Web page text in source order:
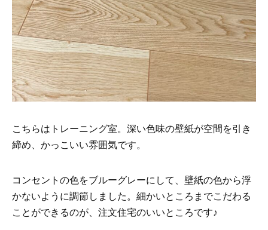
こちらはトレーニング室。深い色味の壁紙が空間を引き
締め、かっこいい雰囲気です。
コンセントの色をブルーグレーにして、壁紙の色から浮
かないように調節しました。細かいところまでこだわる
ことができるのが、注文住宅のいいところです♪